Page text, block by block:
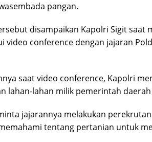
pangan.
disampaikan Kapolri Sigit saat
video conference dengan jajaran
saat video conference, Kapolri
lahan-lahan milik pemerintah
jajarannya melakukan
tentang pertanian untuk